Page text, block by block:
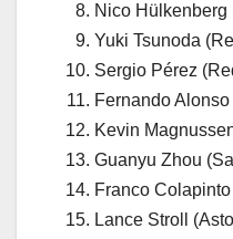
Nico Hülkenberg
Yuki Tsunoda
Sergio Pérez
Fernando
Kevin
Guanyu Zhou
Franco
Lance Stroll